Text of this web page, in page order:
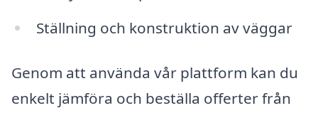
Ställning och konstruktion av väggar
Genom att använda vår plattform kan du
enkelt jämföra och beställa offerter från